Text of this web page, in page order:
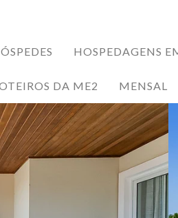
HOSPEDAGENS
DA ME2
da Ilha da Magia
MENSAL